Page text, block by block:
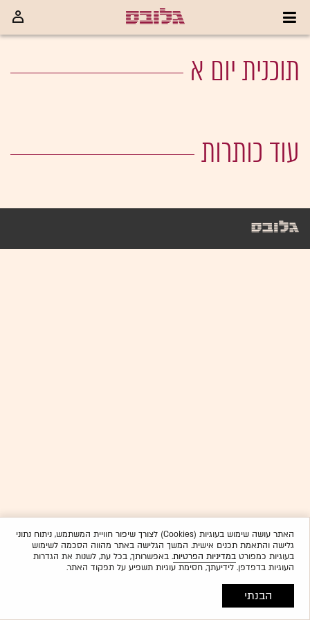
תוכנית יום א
עוד כותרות
האתר עושה שימוש בעוגיות (Cookies) לצורך שיפור חוויית המשתמש, ניתוח נתוני
גלישה והתאמת תכנים אישית. המשך הגלישה באתר מהווה הסכמה לשימוש
בעוגיות כמפורטבמדיניות הפרטיות. באפשרותך, בכל עת, לשנות את הגדרות
העוגיות בדפדפן. לידיעתך, חסימת עוגיות תשפיע על תפקוד האתר.
הבנתי